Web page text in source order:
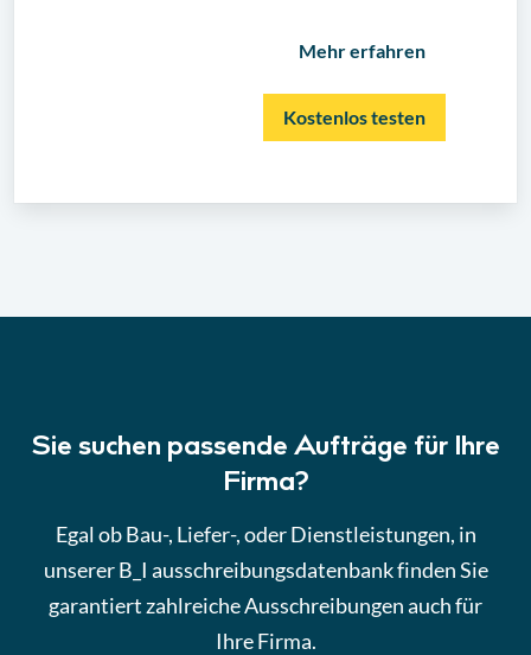
Mehr erfahren
Kostenlos testen
Sie suchen passende Aufträge für Ihre
Firma?
Egal ob Bau-, Liefer-, oder Dienstleistungen, in
unserer B_I ausschreibungsdatenbank finden Sie
garantiert zahlreiche Ausschreibungen auch für
Ihre Firma.